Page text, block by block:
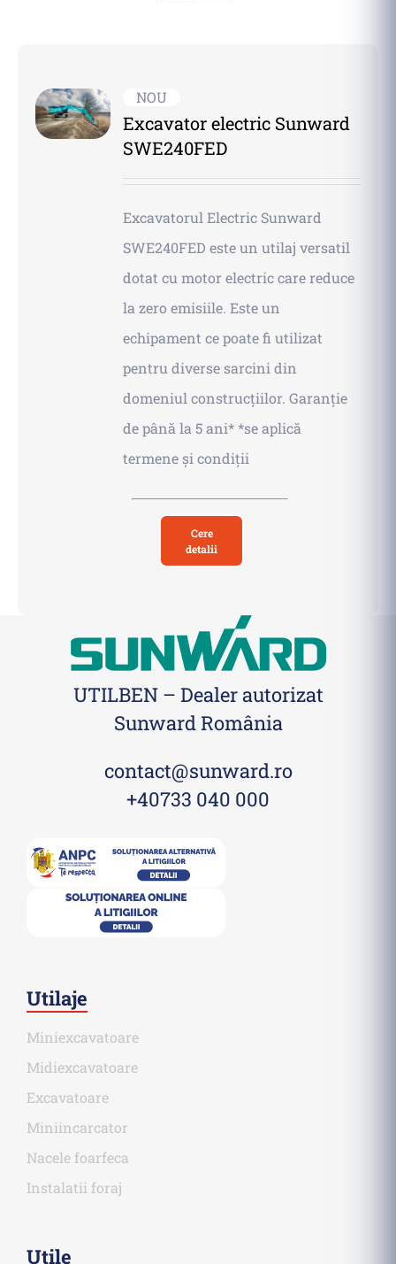
NOU
Excavator electric Sunward
SWE240FED
Excavatorul Electric Sunward
SWE240FED este un utilaj versatil
dotat cu motor electric care reduce
la zero emisiile. Este un
echipament ce poate fi utilizat
pentru diverse sarcini din
domeniul construcțiilor. Garanție
de până la 5 ani* *se aplică
termene și condiții
Cere
detalii
UTILBEN – Dealer autorizat
Sunward România
contact@sunward.ro
+40733 040 000
Utilaje
Miniexcavatoare
Midiexcavatoare
Excavatoare
Miniincarcator
Nacele foarfeca
Instalatii foraj
Utile